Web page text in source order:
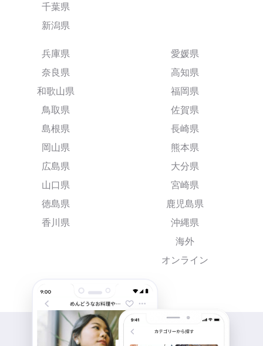
千葉県
新潟県
兵庫県
奈良県
和歌山県
鳥取県
島根県
岡山県
広島県
山口県
徳島県
香川県
愛媛県
高知県
福岡県
佐賀県
長崎県
熊本県
大分県
宮崎県
鹿児島県
沖縄県
海外
オンライン